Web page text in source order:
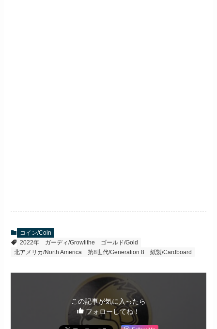
コイン/Coin
2022年
ガーディ/Growlithe
ゴールド/Gold
北アメリカ/North America
第8世代/Generation 8 紙製/Cardboard
この記事が気に入ったら
フォローしてね！